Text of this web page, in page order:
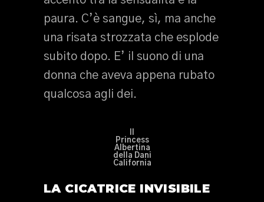
paura. C’è sangue, sì, ma anche
una risata strozzata che esplode
subito dopo. E’ il suono di una
donna che aveva appena rubato
qualcosa agli dei.
Princess
Albertina
della Dani
California
LA CICATRICE INVISIBILE